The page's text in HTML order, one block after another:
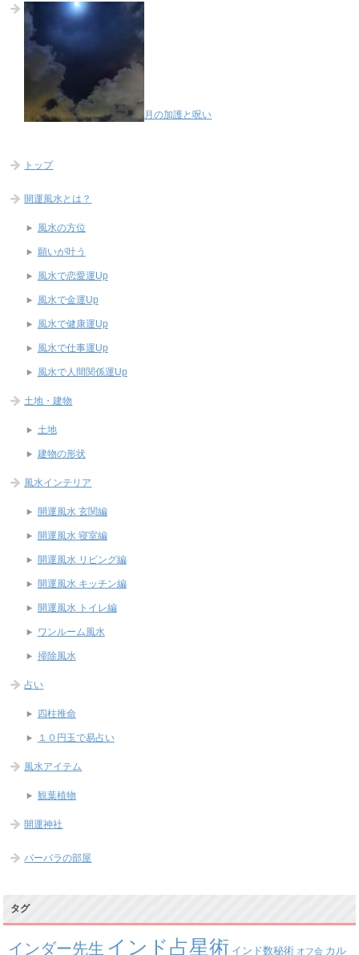
月の加護と呪い
トップ
開運風水とは？
風水の方位
願いが叶う
風水で恋愛運Up
風水で金運Up
風水で健康運Up
風水で仕事運Up
風水で人間関係運Up
土地・建物
土地
建物の形状
風水インテリア
開運風水 玄関編
開運風水 寝室編
開運風水 リビング編
開運風水 キッチン編
開運風水 トイレ編
ワンルーム風水
掃除風水
占い
四柱推命
１０円玉で易占い
風水アイテム
観葉植物
開運神社
バーバラの部屋
タグ
インダー先生 インド占星術 インド数秘術 オフ会 カル